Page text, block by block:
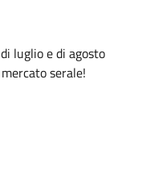
luglio e di agosto
serale!